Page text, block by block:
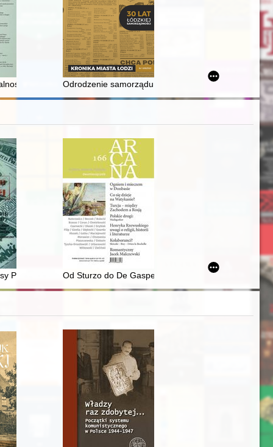
"Solidarność" : praca zbiorowa
unickiego duchowieństwa na Kijowszczyźnie w drugiej połowie
Odrodzenie samorządu terytorialnego : pierwsze
Biełozierskiego
I
Polskiej. T. 25, z. 2 (2022)Od Sturzo do De Gasperirego, czyli O włoskiej